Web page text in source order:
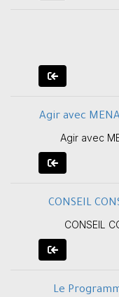
Agir avec
Agir avec
CONSEIL
CONSEIL
Le